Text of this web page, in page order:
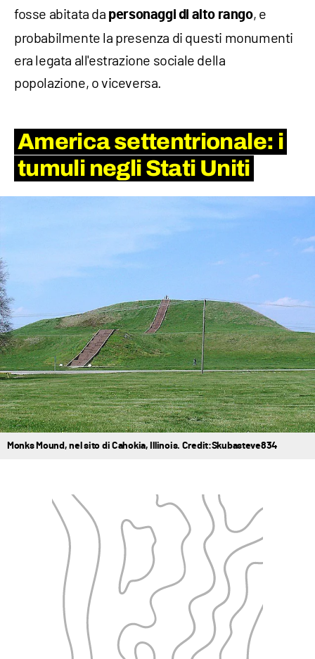
fosse abitata da personaggi di alto rango, e
probabilmente la presenza di questi monumenti
era legata all'estrazione sociale della
popolazione, o viceversa.
America settentrionale: i
tumuli negli Stati Uniti
Monks Mound, nel sito di Cahokia, Illinois. Credit:Skubasteve834